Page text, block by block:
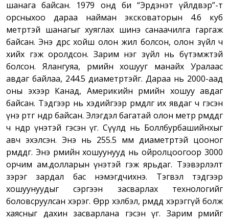
шанага байсан. 1979 онд би “Эрдэнэт үйлдвэр”-т
орсныхоо дараа найман эксковаторын 4.6 куб
метртэй шанагыг хуяглах шинэ санаачилга гаргаж
байсан. Энэ өдрөөс хойш олон жил болсон, олон зүйл ч
хийх гэж оролдсон. Зарим нэг зүйл нь бүтэмжтэй
болсон. Ялангуяа, өрмийн хошууг манайх Уралаас
авдаг байлаа, 244.5 диаметртэйг. Дараа нь 2000-аад
оны эхээр Канад, Америкийн өрмийн хошуу авдаг
байсан. Тэдгээр нь хэдийгээр өрөмдлөгөө их явдаг ч гэсэн
үнэ өртөг өндөр байсан. Элэгдэл багатай олон метр өрөмддөг
ч өндөр үнэтэй гэсэн үг. Сүүлд нь Боллбурбашийнхыг
авч эхэлсэн. Энэ нь 255.5 мм диаметртэй цооног
өрөмддөг. Энэ өрмийн хошуунууд нь ойролцоогоор 3000
орчим ам.долларын үнэтэй гэж ярьдаг. Тээвэрлэлт
зэрэг зардал бас нэмэгдчихнэ. Тэгвэл тэдгээр
хошуунуудыг сэргээн засварлах технологийг
боловсруулсан хэрэг. Өөрөөр хэлбэл, өрөмдөөд хэрэггүй болж
хаясныг дахин засварлана гэсэн үг. Зарим өрмийг